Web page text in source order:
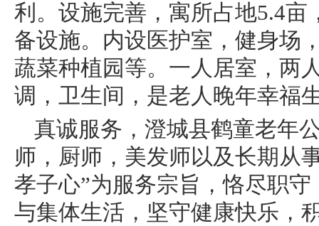
利。设施完善，寓所占地5.4
备设施。内设医护室，健身场
蔬菜种植园等。一人居室，两
调，卫生间，是老人晚年幸福
真诚服务，澄城县鹤童老年
师，厨师，美发师以及长期从
孝子心”为服务宗旨，恪尽职
与集体生活，坚守健康快乐，